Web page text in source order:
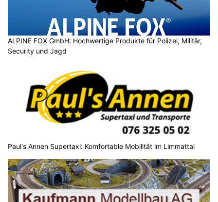
ALPINE FOX GmbH: Hochwertige Produkte für Polizei, Militär,
Security und Jagd
Paul's Annen Supertaxi: Komfortable Mobilität im Limmattal